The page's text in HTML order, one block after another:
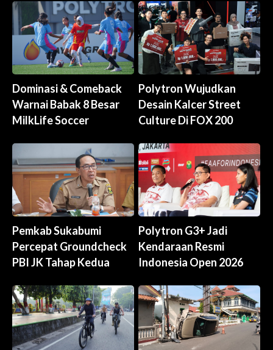
Dominasi & Comeback
Warnai Babak 8 Besar
MilkLife Soccer
Polytron Wujudkan
Desain Kalcer Street
Culture Di FOX 200
Pemkab Sukabumi
Percepat Groundcheck
PBI JK Tahap Kedua
Polytron G3+ Jadi
Kendaraan Resmi
Indonesia Open 2026